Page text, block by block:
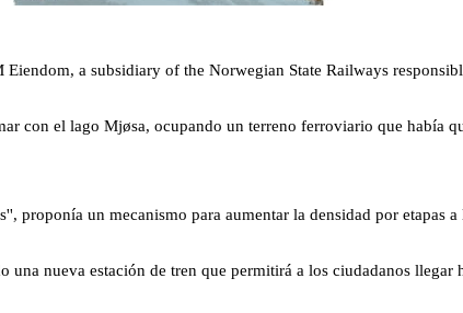
Eiendom, a subsidiary of the Norwegian State Railways
con el lago Mjøsa, ocupando un terreno ferroviario que había
proponía un mecanismo para aumentar la densidad por
una nueva estación de tren que permitirá a los ciudadanos